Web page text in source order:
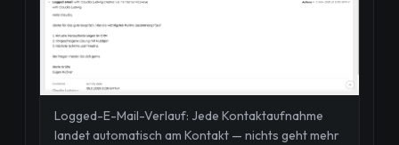
Logged-E-Mail-Verlauf: Jede Kontaktaufnahme
landet automatisch am Kontakt — nichts geht mehr